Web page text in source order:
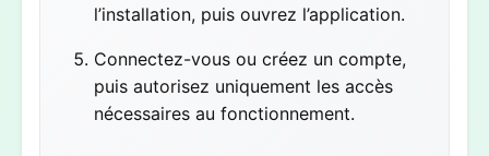
l’installation, puis ouvrez l’application.
Connectez-vous ou créez un compte,
puis autorisez uniquement les accès
nécessaires au fonctionnement.